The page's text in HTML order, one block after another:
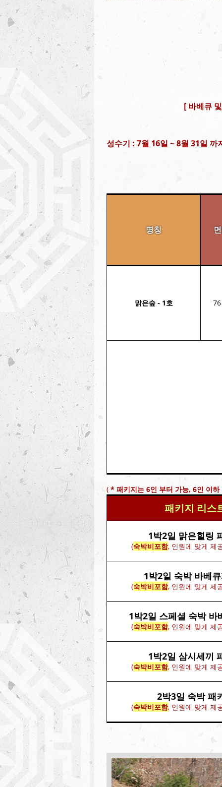
[ 바베큐
성수기 : 7월 16일 ~ 8월 31일 까
명칭
맑은숲 - 1호
( * 패키지는 6인 부터 가능, 6인 이하
패키지 리스
1박2일 맑은힐링
(숙박비포함, 인원에 맞게 제
1박2일 숙박 바베
(숙박비포함, 인원에 맞게 제
1박2일 스페셜 숙박 바
(숙박비포함, 인원에 맞게 제
1박2일 삼시세끼
(숙박비포함, 인원에 맞게 제
2박3일 숙박 패
(숙박비포함, 인원에 맞게 제